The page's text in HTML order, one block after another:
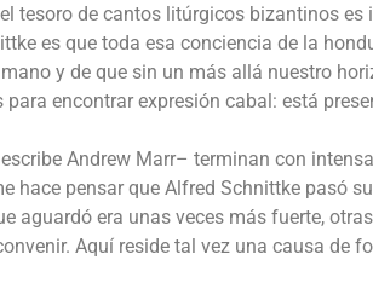
tesoro de cantos litúrgicos bizantinos es
es que toda esa conciencia de la
y de que sin un más allá nuestro
encontrar expresión cabal: está
Andrew Marr– terminan con
hace pensar que Alfred Schnittke pasó
aguardó era unas veces más fuerte,
Aquí reside tal vez una causa de